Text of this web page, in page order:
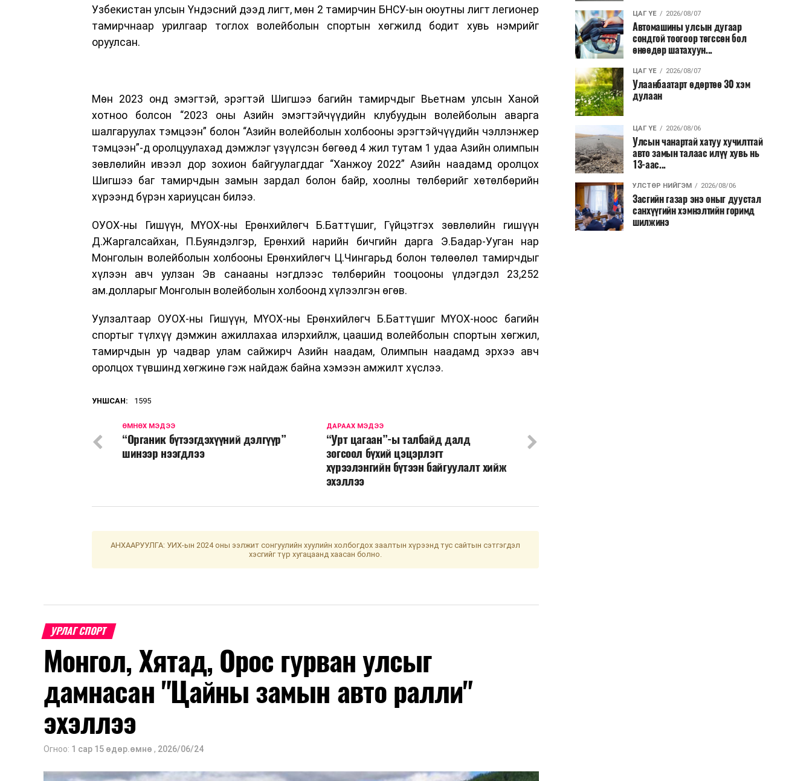
Узбекистан улсын Үндэсний дээд лигт, мөн 2 тамирчин БНСУ-ын оюутны лигт легионер
тамирчнаар урилгаар тоглох волейболын спортын хөгжилд бодит хувь нэмрийг
оруулсан.
Мөн 2023 онд эмэгтэй, эрэгтэй Шигшээ багийн тамирчдыг Вьетнам улсын Ханой
хотноо болсон “2023 оны Азийн эмэгтэйчүүдийн клубуудын волейболын аварга
шалгаруулах тэмцээн” болон “Азийн волейболын холбооны эрэгтэйчүүдийн чэллэнжер
тэмцээн”-д оролцуулахад дэмжлэг үзүүлсэн бөгөөд 4 жил тутам 1 удаа Азийн олимпын
зөвлөлийн ивээл дор зохион байгуулагддаг “Ханжоу 2022” Азийн наадамд оролцох
Шигшээ баг тамирчдын замын зардал болон байр, хоолны төлбөрийг хөтөлбөрийн
хүрээнд бүрэн хариуцсан билээ.
ОУОХ-ны Гишүүн, МҮОХ-ны Ерөнхийлөгч Б.Баттүшиг, Гүйцэтгэх зөвлөлийн гишүүн
Д.Жаргалсайхан, П.Буяндэлгэр, Ерөнхий нарийн бичгийн дарга Э.Бадар-Ууган нар
Монголын волейболын холбооны Ерөнхийлөгч Ц.Чингарьд болон төлөөлөл тамирчдыг
хүлээн авч уулзан Эв санааны нэгдлээс төлбөрийн тооцооны үлдэгдэл 23,252
ам.долларыг Монголын волейболын холбоонд хүлээлгэн өгөв.
Уулзалтаар ОУОХ-ны Гишүүн, МҮОХ-ны Ерөнхийлөгч Б.Баттүшиг МҮОХ-ноос багийн
спортыг түлхүү дэмжин ажиллахаа илэрхийлж, цаашид волейболын спортын хөгжил,
тамирчдын ур чадвар улам сайжирч Азийн наадам, Олимпын наадамд эрхээ авч
оролцох түвшинд хөгжинө гэж найдаж байна хэмээн амжилт хүслээ.
УНШСАН: 1595
ДАРААХ МЭДЭЭ
“Урт цагаан”-ы талбайд далд
зогсоол бүхий цэцэрлэгт
хүрээлэнгийн бүтээн байгуулалт хийж
эхэллээ
ӨМНӨХ МЭДЭЭ
“Органик бүтээгдэхүүний дэлгүүр”
шинээр нээгдлээ
АНХААРУУЛГА: УИХ-ын 2024 оны ээлжит сонгуулийн хуулийн холбогдох заалтын хүрээнд тус сайтын сэтгэгдэл
хэсгийг түр хугацаанд хаасан болно.
УРЛАГ СПОРТ
Монгол, Хятад, Орос гурван улсыг
дамнасан "Цайны замын авто ралли"
эхэллээ
Огноо: 1 сар 15 өдөр.өмнө , 2026/06/24
ЦАГ ҮЕ 2026/08/07
Автомашины улсын дугаар
сондгой тоогоор төгссөн бол
өнөөдөр шатахуун...
ЦАГ ҮЕ 2026/08/07
Улаанбаатарт өдөртөө 30 хэм
дулаан
ЦАГ ҮЕ 2026/08/06
Улсын чанартай хатуу хучилттай
авто замын талаас илүү хувь нь
13-аас...
УЛСТӨР НИЙГЭМ 2026/08/06
Засгийн газар энэ оныг дуустал
санхүүгийн хэмнэлтийн горимд
шилжинэ